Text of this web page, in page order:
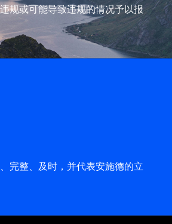
规或可能导致违规的情况予以报
完整、及时，并代表安施德的立